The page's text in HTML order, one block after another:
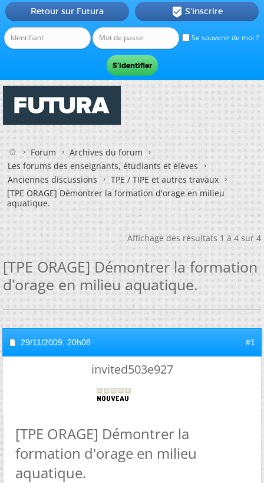
Se souvenir de moi ?
Retour sur Futura  S'inscrire
Forum
Archives du forum
Les forums des enseignants, étudiants et élèves
Anciennes discussions
TPE / TIPE et autres travaux
[TPE ORAGE] Démontrer la formation d'orage en milieu
aquatique.
Affichage des résultats 1 à 4 sur 4
[TPE ORAGE] Démontrer la formation
d'orage en milieu aquatique.
29/11/2009, 20h08 #1
invited503e927
[TPE ORAGE] Démontrer la
formation d'orage en milieu
aquatique.